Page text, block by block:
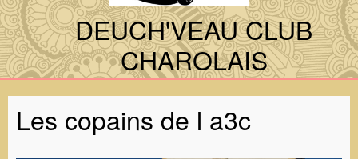
DEUCH'VEAU CLUB
CHAROLAIS
Les copains de l a3c